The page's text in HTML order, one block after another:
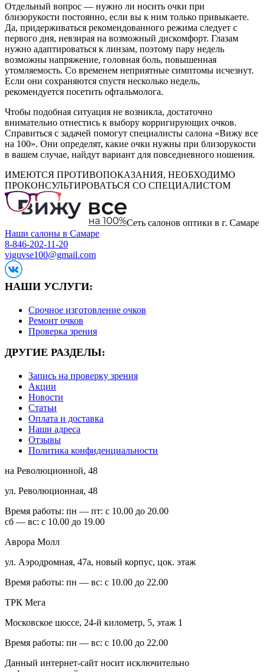
Отдельный вопрос — нужно ли носить очки при
близорукости постоянно, если вы к ним только привыкаете.
Да, придерживаться рекомендованного режима следует с
первого дня, невзирая на возможный дискомфорт. Глазам
нужно адаптироваться к линзам, поэтому пару недель
возможны напряжение, головная боль, повышенная
утомляемость. Со временем неприятные симптомы исчезнут.
Если они сохраняются спустя несколько недель,
рекомендуется посетить офтальмолога.
Чтобы подобная ситуация не возникла, достаточно
внимательно отнестись к выбору корригирующих очков.
Справиться с задачей помогут специалисты салона «Вижу все
на 100». Они определят, какие очки нужны при близорукости
в вашем случае, найдут вариант для повседневного ношения.
ИМЕЮТСЯ ПРОТИВОПОКАЗАНИЯ, НЕОБХОДИМО
ПРОКОНСУЛЬТИРОВАТЬСЯ СО СПЕЦИАЛИСТОМ
Сеть салонов оптики в г. Самаре
Наши салоны в Самаре
8-846-202-11-20
viguvse100@gmail.com
НАШИ УСЛУГИ:
Срочное изготовление очков
Ремонт очков
Проверка зрения
ДРУГИЕ РАЗДЕЛЫ:
Запись на проверку зрения
Акции
Новости
Статьи
Оплата и доставка
Наши адреса
Отзывы
Политика конфиденциальности
на Революционной, 48
ул. Революционная, 48
Время работы: пн — пт: с 10.00 до 20.00
сб — вс: с 10.00 до 19.00
Аврора Молл
ул. Аэродромная, 47а, новый корпус, цок. этаж
Время работы: пн — вс: с 10.00 до 22.00
ТРК Мега
Московское шоссе, 24-й километр, 5, этаж 1
Время работы: пн — вс: с 10.00 до 22.00
Данный интернет-сайт носит исключительно